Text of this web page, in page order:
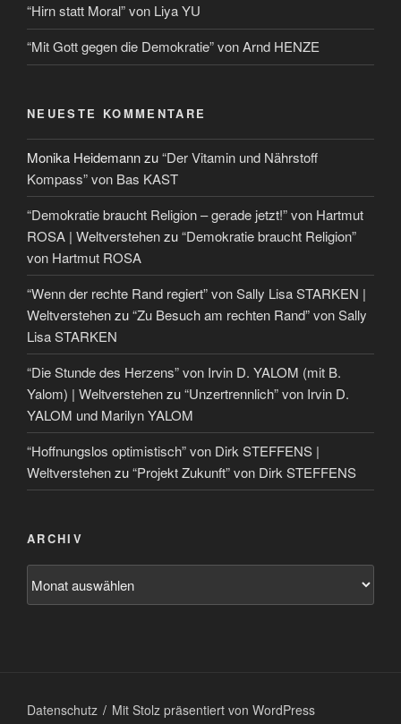
“Hirn statt Moral” von Liya YU
“Mit Gott gegen die Demokratie” von Arnd HENZE
NEUESTE KOMMENTARE
Monika Heidemannzu“Der Vitamin und Nährstoff
Kompass” von Bas KAST
“Demokratie braucht Religion – gerade jetzt!” von Hartmut
ROSA | Weltverstehenzu“Demokratie braucht Religion”
von Hartmut ROSA
“Wenn der rechte Rand regiert” von Sally Lisa STARKEN |
Weltverstehenzu“Zu Besuch am rechten Rand” von Sally
Lisa STARKEN
“Die Stunde des Herzens” von Irvin D. YALOM (mit B.
Yalom) | Weltverstehenzu“Unzertrennlich” von Irvin D.
YALOM und Marilyn YALOM
“Hoffnungslos optimistisch” von Dirk STEFFENS |
Weltverstehenzu“Projekt Zukunft” von Dirk STEFFENS
ARCHIV
Datenschutz Mit Stolz präsentiert von WordPress